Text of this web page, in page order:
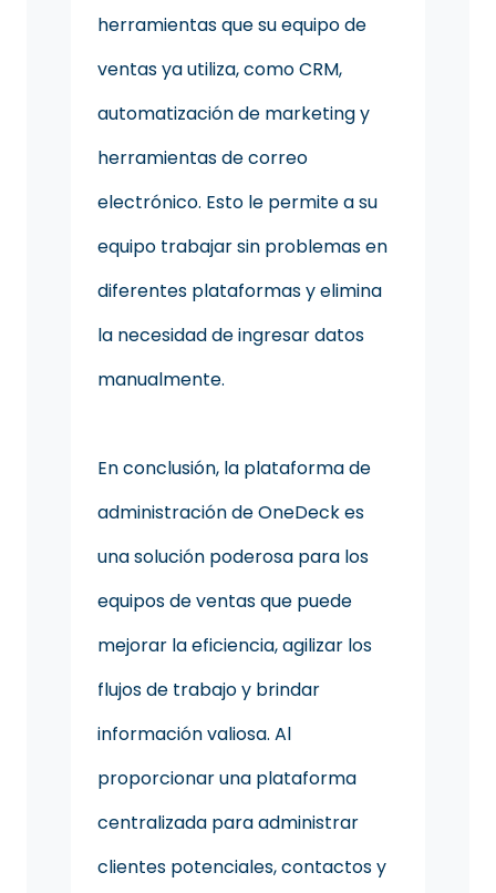
herramientas que su equipo de
ventas ya utiliza, como CRM,
automatización de marketing y
herramientas de correo
electrónico. Esto le permite a su
equipo trabajar sin problemas en
diferentes plataformas y elimina
la necesidad de ingresar datos
manualmente.
En conclusión, la plataforma de
administración de OneDeck es
una solución poderosa para los
equipos de ventas que puede
mejorar la eficiencia, agilizar los
flujos de trabajo y brindar
información valiosa. Al
proporcionar una plataforma
centralizada para administrar
clientes potenciales, contactos y